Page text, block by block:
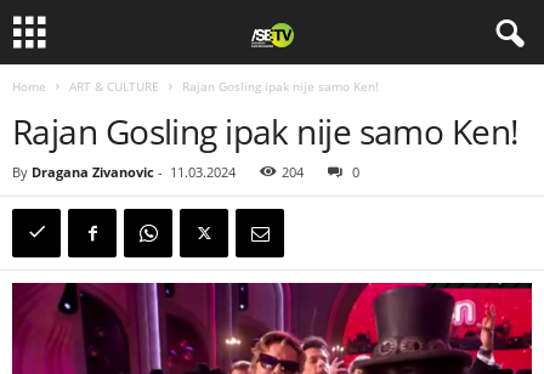
Home ART & CULTURE Rajan Gosling ipak nije samo Ken!
Rajan Gosling ipak nije samo Ken!
By Dragana Zivanovic - 11.03.2024 204 0